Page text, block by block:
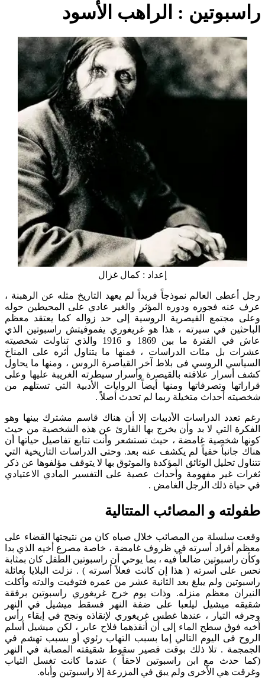
راسبوتين : الراهب الأسود
إعداد : كمال غزال
رجل أعطى العالم نموذجاً فريداً لم يعهد التاريخ مثله عن الرهبنة ،
عرف عنه فجوره ودوره المؤثر والغير عادي على المحيطين حوله
وعلى مجتمع القيصرية الروسية إلى حد زواله كما يعتقد معظم
الباحثين في سيرته ، هذا هو غريغوري يفموفيتش راسبوتين الذي
عاش في الفترة ما بين 1869 و 1916 والذي تناولت شخصيته
عشرات بل مئات الدراسات ، فمنها ما يتناول أثره على المناخ
السياسي الروسي فى بلاط آخر القياصرة الروس ، ومنها ما يحاول
كشف أسرار علاقته بالقيصرة وأسرار سيطرته الغريبة عليها وعلى
قراراتها وتصرفاتها ومنها أيضاً الروايات الأدبية التي تستلهم من
شخصيته أحداث متخيلة ربما لم تحدث أصلاً .
رغم تعدد الدراسات الأدبيات إلا أن هناك قاسم مشترك بينها وهو
الفكرة التي لا بد وأن يخرج بها القارئ عن هذه الشخصية من حيث
كونها شخصية غامضة ، حيث تستشعر وأنت تتابع تفاصيل حياتها أن
هناك جانباً خفياً لم يكشف عنه بعد. وحتى الدراسات التاريخية التي
تتناول تحليل الوثائق المؤكدة والموثوق بها لا يتوقف مؤلفوها عن ذكر
ثغرات غير مفهومة وأحداث عصية على التفسير المادي الاعتيادي
في حياة ذلك الرجل الغامض .
طفولته و المصائب المتتالية
وقعت سلسلة من المصائب خلال صباه كان من نتيجتها القضاء على
معظم أفراد أسرته في ظروف غامضة ، خاصة مصرع أخيه الذي بدا
وكأن راسبوتين ضالعاً فيه ، بما يوحي أن راسبوتين الطفل كان بمثابة
نحس على أسرته ( هذا إن كانت فعلاً أسرته ) . نزلت البلايا بعائلة
راسبوتين ولم يبلغ بعد الثانية عشر من عمره فتوفيت والدته وأكلت
النيران معظم منزله. وذات يوم خرج غريغوري راسبوتين برفقة
شقيقه ميشيل ليلعبا على ضفة النهر فسقط ميشيل في النهر
وجرفه التيار ، عندها غطس غريغوري لإنقاذه ونجح في إبقاء رأس
أخيه فوق سطح الماء إلى أن أنقذهما فلاح عابر ، لكن ميشيل أسلم
الروح فى اليوم التالي إما بسبب التهاب رئوي أو بسبب تهشم في
الجمجمة . تلا ذلك بوقت قصير سقوط شقيقته المصابة في النهر
(كما حدث مع ابن راسبوتين لاحقاً ) عندما كانت تغسل الثياب
وغرقت هي الأخرى ولم يبق في المزرعة إلا راسبوتين وأباه.